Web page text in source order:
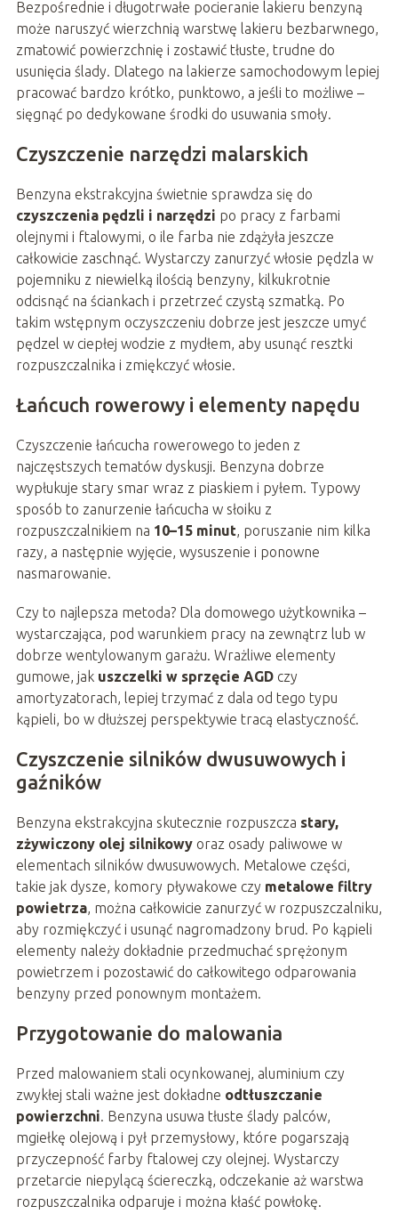
Bezpośrednie i długotrwałe pocieranie lakieru benzyną
może naruszyć wierzchnią warstwę lakieru bezbarwnego,
zmatowić powierzchnię i zostawić tłuste, trudne do
usunięcia ślady. Dlatego na lakierze samochodowym lepiej
pracować bardzo krótko, punktowo, a jeśli to możliwe –
sięgnąć po dedykowane środki do usuwania smoły.
Czyszczenie narzędzi malarskich
Benzyna ekstrakcyjna świetnie sprawdza się do
czyszczenia pędzli i narzędzi po pracy z farbami
olejnymi i ftalowymi, o ile farba nie zdążyła jeszcze
całkowicie zaschnąć. Wystarczy zanurzyć włosie pędzla w
pojemniku z niewielką ilością benzyny, kilkukrotnie
odcisnąć na ściankach i przetrzeć czystą szmatką. Po
takim wstępnym oczyszczeniu dobrze jest jeszcze umyć
pędzel w ciepłej wodzie z mydłem, aby usunąć resztki
rozpuszczalnika i zmiękczyć włosie.
Łańcuch rowerowy i elementy napędu
Czyszczenie łańcucha rowerowego to jeden z
najczęstszych tematów dyskusji. Benzyna dobrze
wypłukuje stary smar wraz z piaskiem i pyłem. Typowy
sposób to zanurzenie łańcucha w słoiku z
rozpuszczalnikiem na 10–15 minut, poruszanie nim kilka
razy, a następnie wyjęcie, wysuszenie i ponowne
nasmarowanie.
Czy to najlepsza metoda? Dla domowego użytkownika –
wystarczająca, pod warunkiem pracy na zewnątrz lub w
dobrze wentylowanym garażu. Wrażliwe elementy
gumowe, jak uszczelki w sprzęcie AGDczy
amortyzatorach, lepiej trzymać z dala od tego typu
kąpieli, bo w dłuższej perspektywie tracą elastyczność.
Czyszczenie silników dwusuwowych i
gaźników
Benzyna ekstrakcyjna skutecznie rozpuszcza stary,
zżywiczony olej silnikowyoraz osady paliwowe w
elementach silników dwusuwowych. Metalowe części,
takie jak dysze, komory pływakowe czy metalowe filtry
powietrza, można całkowicie zanurzyć w rozpuszczalniku,
aby rozmiękczyć i usunąć nagromadzony brud. Po kąpieli
elementy należy dokładnie przedmuchać sprężonym
powietrzem i pozostawić do całkowitego odparowania
benzyny przed ponownym montażem.
Przygotowanie do malowania
Przed malowaniem stali ocynkowanej, aluminium czy
zwykłej stali ważne jest dokładne odtłuszczanie
powierzchni. Benzyna usuwa tłuste ślady palców,
mgiełkę olejową i pył przemysłowy, które pogarszają
przyczepność farby ftalowej czy olejnej. Wystarczy
przetarcie niepylącą ściereczką, odczekanie aż warstwa
rozpuszczalnika odparuje i można kłaść powłokę.